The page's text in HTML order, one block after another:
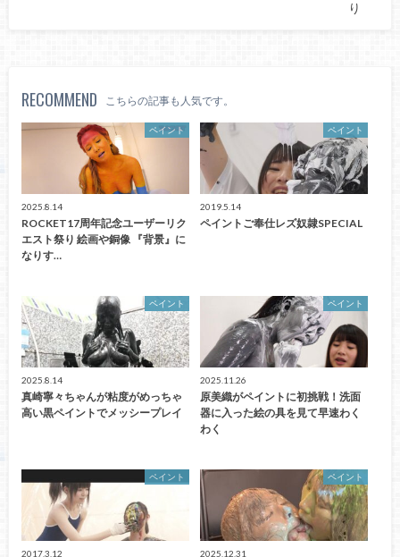
り
RECOMMEND こちらの記事も人気です。
ペイント
2025.8.14
ROCKET17周年記念ユーザーリク
エスト祭り 絵画や銅像 『背景』に
なりす…
ペイント
2019.5.14
ペイントご奉仕レズ奴隷SPECIAL
ペイント
2025.8.14
真崎寧々ちゃんが粘度がめっちゃ
高い黒ペイントでメッシープレイ
ペイント
2025.11.26
原美織がペイントに初挑戦！洗面
器に入った絵の具を見て早速わく
わく
ペイント
2017.3.12
ペイント
2025.12.31